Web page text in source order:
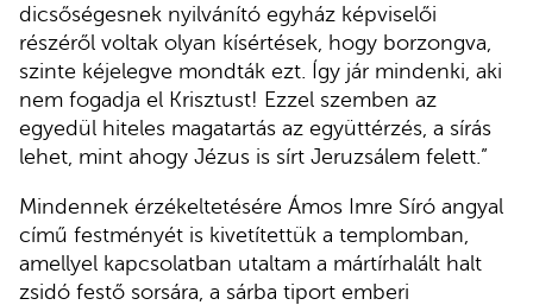
dicsőségesnek nyilvánító egyház képviselői
részéről voltak olyan kísértések, hogy borzongva,
szinte kéjelegve mondták ezt. Így jár mindenki, aki
nem fogadja el Krisztust! Ezzel szemben az
egyedül hiteles magatartás az együttérzés, a sírás
lehet, mint ahogy Jézus is sírt Jeruzsálem felett.”
Mindennek érzékeltetésére Ámos Imre Síró angyal
című festményét is kivetítettük a templomban,
amellyel kapcsolatban utaltam a mártírhalált halt
zsidó festő sorsára, a sárba tiport emberi